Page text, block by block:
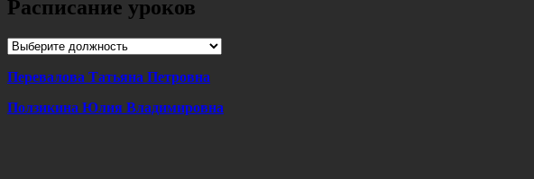
Расписание уроков
Перевалова Татьяна Петровна
Ползикина Юлия Владимировна